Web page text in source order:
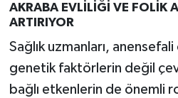
AKRABA EVLİLİĞİ VE FOLİK
ARTIRIYOR
Sağlık uzmanları,
genetik faktörlerin değil
bağlı etkenlerin de önemli